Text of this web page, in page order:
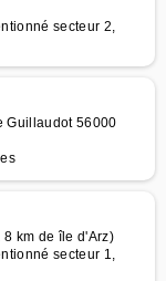
secteur 2,
Guillaudot 56000
km de île d'Arz)
secteur 1,